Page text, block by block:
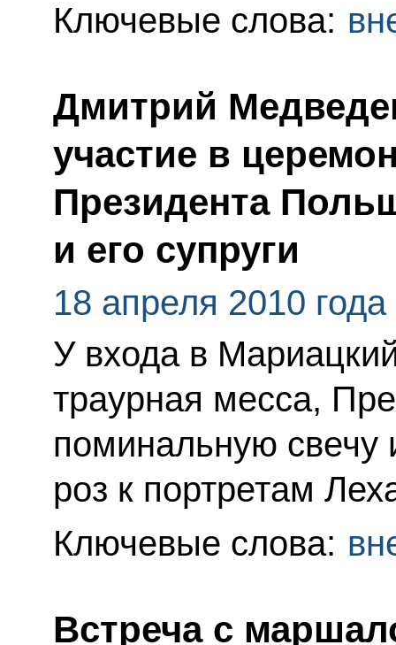
Ключевые слова:
Дмитрий
участие в
Президента
и его супруги
18 апреля 2010 года
У входа в
траурная месса,
поминальную свечу
роз к портретам
Ключевые слова:
Встреча с